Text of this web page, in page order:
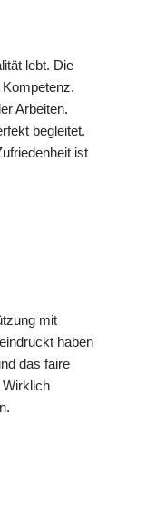
lebt. Die
Arbeiten.
begleitet.
ist
mit
haben
das faire